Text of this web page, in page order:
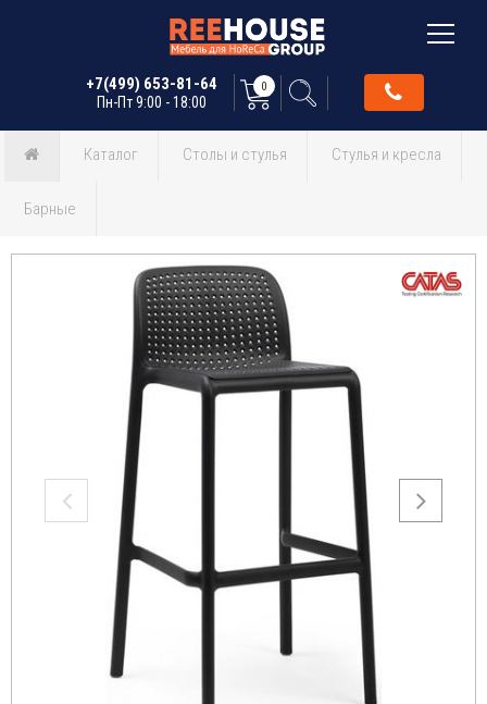
+7(499) 653-81-64
Пн-Пт 9:00 - 18:00
0
Каталог Столы и стулья Стулья и кресла
Барные